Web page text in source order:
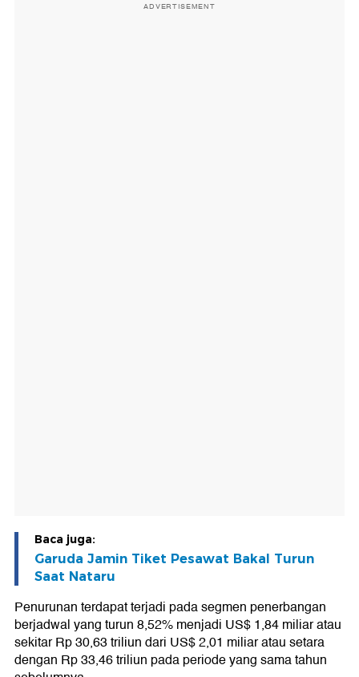
ADVERTISEMENT
Baca juga:
Garuda Jamin Tiket Pesawat Bakal Turun
Saat Nataru
Penurunan terdapat terjadi pada segmen penerbangan
berjadwal yang turun 8,52% menjadi US$ 1,84 miliar atau
sekitar Rp 30,63 triliun dari US$ 2,01 miliar atau setara
dengan Rp 33,46 triliun pada periode yang sama tahun